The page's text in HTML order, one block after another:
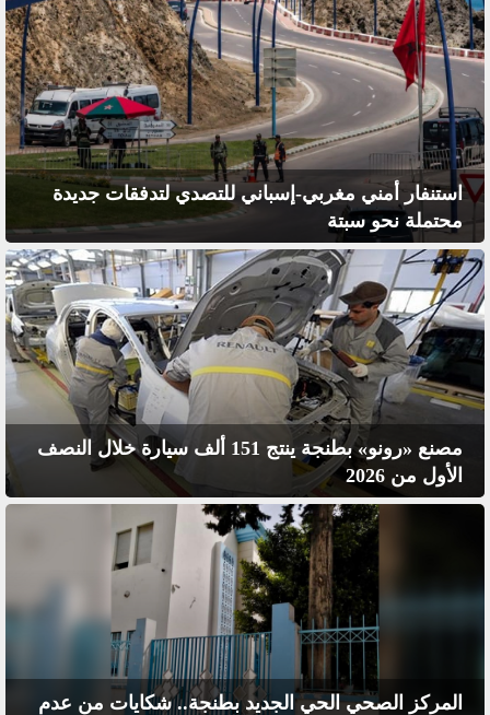
استنفار أمني مغربي-إسباني للتصدي لتدفقات جديدة
محتملة نحو سبتة
مصنع «رونو» بطنجة ينتج 151 ألف سيارة خلال النصف
الأول من 2026
المركز الصحي الحي الجديد بطنجة.. شكايات من عدم